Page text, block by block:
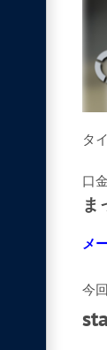
タ
口
ま
メ
今